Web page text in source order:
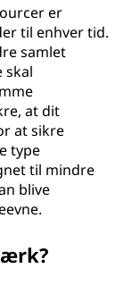
er
til enhver tid.
samlet
skal
at dit
at sikre
type
til mindre
blive